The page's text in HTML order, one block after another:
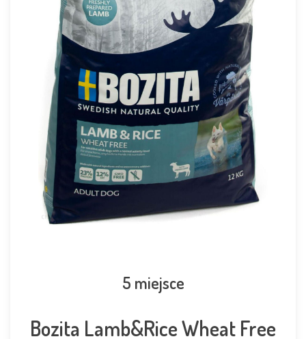
5 miejsce
Bozita Lamb&Rice Wheat Free